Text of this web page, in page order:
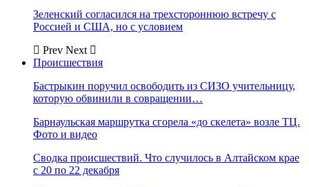
Зеленский согласился на трехстороннюю встречу с
Россией и США, но с условием
Prev Next
Происшествия
Бастрыкин поручил освободить из СИЗО учительницу,
которую обвинили в совращении…
Барнаульская маршрутка сгорела «до скелета» возле ТЦ.
Фото и видео
Сводка происшествий. Что случилось в Алтайском крае
с 20 по 22 декабря